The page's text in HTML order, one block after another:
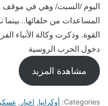
اليوم /السبت/ وهي في
المساعدات من حلفائها..
القوة. وذكرت وكالة الأنباء
دخول الحرب الروسية
مشاهدة المزيد
Categories: أوكرانيا, اخبار ,